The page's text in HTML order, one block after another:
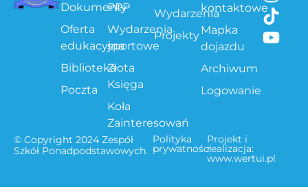
Dokumenty
Oferta
edukacyjna
Biblioteka
Poczta
PPP
Wydarzenia
sportowe
Złota
Księga
Koła
Zainteresowań
Wydarzenia
Projekty
kontaktowe
Mapka
dojazdu
Archiwum
Logowanie
© Copyright 2024 Zespół
Szkół Ponadpodstawowych.
Polityka
prywatności
Projekt i
realizacja:
www.wertui.pl